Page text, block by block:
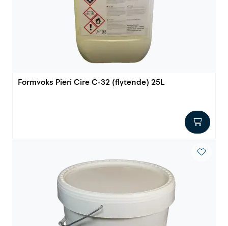
Formvoks Pieri Cire C-32 (flytende) 25L
Innstøpningsgods